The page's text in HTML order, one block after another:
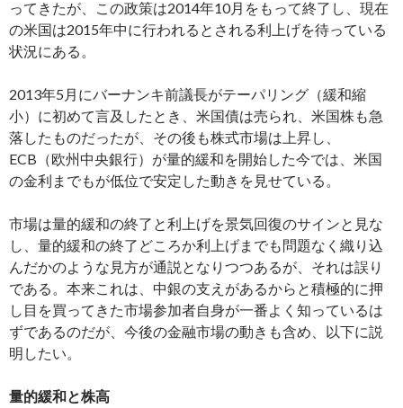
ってきたが、この政策は2014年10月をもって終了し、現在
の米国は2015年中に行われるとされる利上げを待っている
状況にある。
2013年5月にバーナンキ前議長がテーパリング（緩和縮
小）に初めて言及したとき、米国債は売られ、米国株も急
落したものだったが、その後も株式市場は上昇し、
ECB（欧州中央銀行）が量的緩和を開始した今では、米国
の金利までもが低位で安定した動きを見せている。
市場は量的緩和の終了と利上げを景気回復のサインと見な
し、量的緩和の終了どころか利上げまでも問題なく織り込
んだかのような見方が通説となりつつあるが、それは誤り
である。本来これは、中銀の支えがあるからと積極的に押
し目を買ってきた市場参加者自身が一番よく知っているは
ずであるのだが、今後の金融市場の動きも含め、以下に説
明したい。
量的緩和と株高